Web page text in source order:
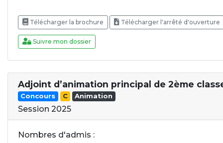
Télécharger la brochure Télécharger l'arrêté d'ouverture
Suivre mon dossier
Adjoint d’animation principal de 2ème
Concours C Animation
Session 2025
Nombres d'admis :